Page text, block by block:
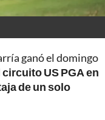
ganó el domingo
US PGA en
de un solo